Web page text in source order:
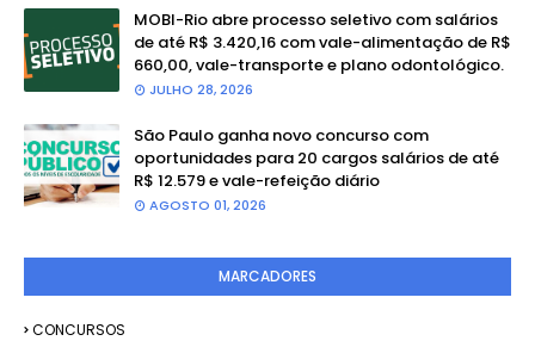
MOBI-Rio abre processo seletivo com salários
de até R$ 3.420,16 com vale-alimentação de R$
660,00, vale-transporte e plano odontológico.
JULHO 28, 2026
São Paulo ganha novo concurso com
oportunidades para 20 cargos salários de até
R$ 12.579 e vale-refeição diário
AGOSTO 01, 2026
MARCADORES
CONCURSOS